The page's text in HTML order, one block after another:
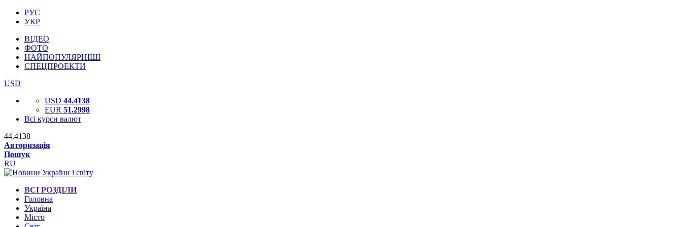
РУС
УКР
ВІДЕО
ФОТО
НАЙПОПУЛЯРНІШІ
СПЕЦПРОЕКТИ
USD
USD 44.4138
EUR 51.2998
Всі курси валют
44.4138
Авторизація
Пошук
RU
ВСІ РОЗДІЛИ
Головна
Україна
Місто